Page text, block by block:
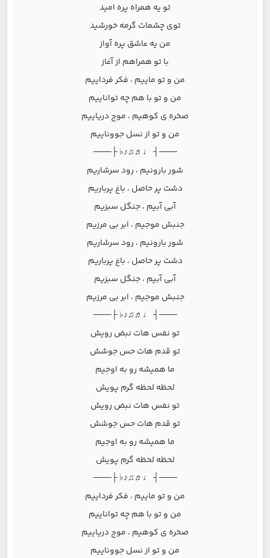
تو یه همراه پره امید
توی چشمات گرمه خورشید
من یه عاشق پره آواز
با تو همراهم از آغاز
من و تو ماییم ، فکر فرداییم
من و تو با هم چه تواناییم
صخره ی کوهیم ، موج دریاییم
من و تو از نسل جووناییم
───┤ ♩♬♫♪♭ ├───
شور بارونیم ، رود سرشاریم
دشت پر حاصل ، باغ پرباریم
آبی آبیم ، جنگل سبزیم
جنبش موجیم ، ابر بی مرزیم
شور بارونیم ، رود سرشاریم
دشت پر حاصل ، باغ پرباریم
آبی آبیم ، جنگل سبزیم
جنبش موجیم ، ابر بی مرزیم
───┤ ♩♬♫♪♭ ├───
تو نفس هات نبض رویش
تو قدم هات حس جوشش
ما همیشه رو به اوجیم
لحظه لحظه گرم پویش
تو نفس هات نبض رویش
تو قدم هات حس جوشش
ما همیشه رو به اوجیم
لحظه لحظه گرم پویش
───┤ ♩♬♫♪♭ ├───
من و تو ماییم ، فکر فرداییم
من و تو با هم چه تواناییم
صخره ی کوهیم ، موج دریاییم
من و تو از نسل جووناییم